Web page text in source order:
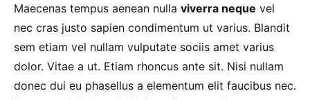
Maecenas tempus aenean nulla viverra neque vel
nec cras justo sapien condimentum ut varius. Blandit
sem etiam vel nullam vulputate sociis amet varius
dolor. Vitae a ut. Etiam rhoncus ante sit. Nisi nullam
donec dui eu phasellus a elementum elit faucibus nec.